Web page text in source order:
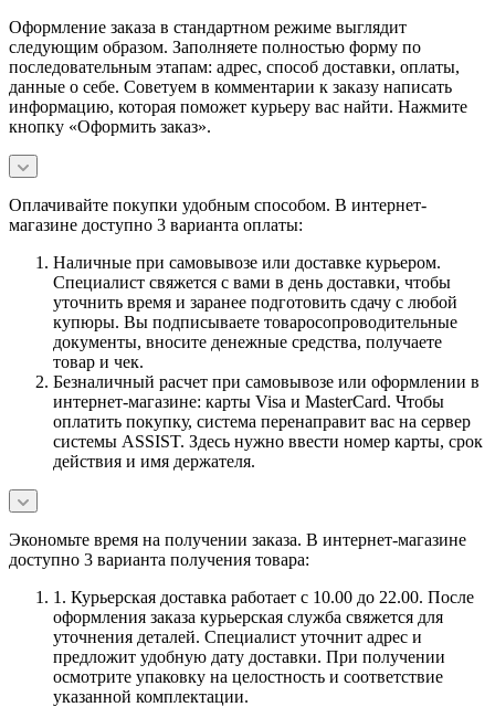
Оформление заказа в стандартном режиме выглядит
следующим образом. Заполняете полностью форму по
последовательным этапам: адрес, способ доставки, оплаты,
данные о себе. Советуем в комментарии к заказу написать
информацию, которая поможет курьеру вас найти. Нажмите
кнопку «Оформить заказ».
Оплачивайте покупки удобным способом. В интернет-
магазине доступно 3 варианта оплаты:
Наличные при самовывозе или доставке курьером.
Специалист свяжется с вами в день доставки, чтобы
уточнить время и заранее подготовить сдачу с любой
купюры. Вы подписываете товаросопроводительные
документы, вносите денежные средства, получаете
товар и чек.
Безналичный расчет при самовывозе или оформлении в
интернет-магазине: карты Visa и MasterCard. Чтобы
оплатить покупку, система перенаправит вас на сервер
системы ASSIST. Здесь нужно ввести номер карты, срок
действия и имя держателя.
Экономьте время на получении заказа. В интернет-магазине
доступно 3 варианта получения товара:
1. Курьерская доставка работает с 10.00 до 22.00. После
оформления заказа курьерская служба свяжется для
уточнения деталей. Специалист уточнит адрес и
предложит удобную дату доставки. При получении
осмотрите упаковку на целостность и соответствие
указанной комплектации.